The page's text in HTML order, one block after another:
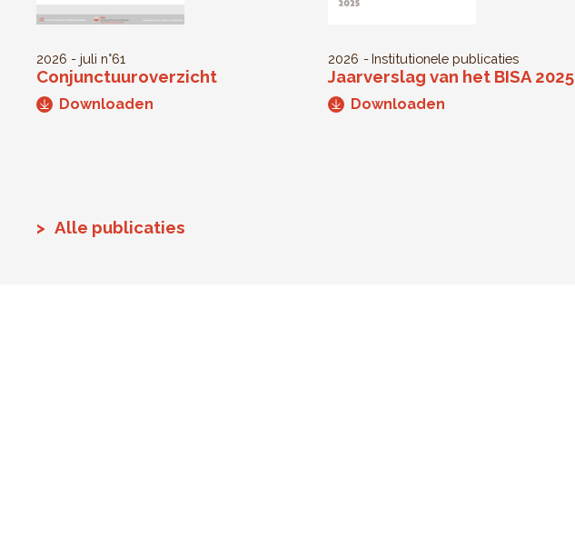
2026 - juli n°61
Conjunctuuroverzicht
Downloaden
2026 Institutionele publicaties
Jaarverslag van het BISA 2025
Downloaden
Alle publicaties